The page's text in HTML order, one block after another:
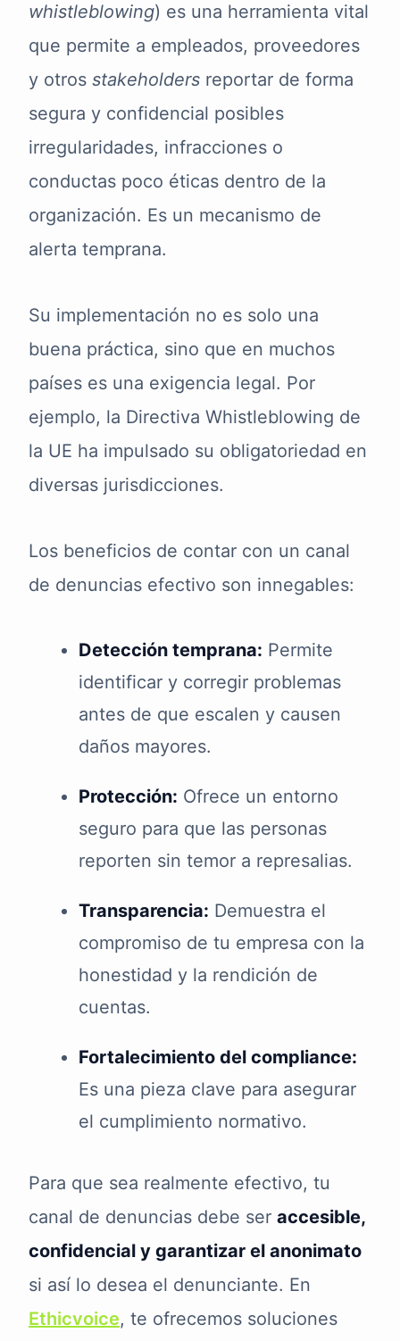
whistleblowing) es una herramienta vital
que permite a empleados, proveedores
y otros stakeholders reportar de forma
segura y confidencial posibles
irregularidades, infracciones o
conductas poco éticas dentro de la
organización. Es un mecanismo de
alerta temprana.
Su implementación no es solo una
buena práctica, sino que en muchos
países es una exigencia legal. Por
ejemplo, la Directiva Whistleblowing de
la UE ha impulsado su obligatoriedad en
diversas jurisdicciones.
Los beneficios de contar con un canal
de denuncias efectivo son innegables:
Detección temprana: Permite
identificar y corregir problemas
antes de que escalen y causen
daños mayores.
Protección: Ofrece un entorno
seguro para que las personas
reporten sin temor a represalias.
Transparencia: Demuestra el
compromiso de tu empresa con la
honestidad y la rendición de
cuentas.
Fortalecimiento del compliance:
Es una pieza clave para asegurar
el cumplimiento normativo.
Para que sea realmente efectivo, tu
canal de denuncias debe ser accesible,
confidencial y garantizar el anonimato
si así lo desea el denunciante. En
Ethicvoice, te ofrecemos soluciones